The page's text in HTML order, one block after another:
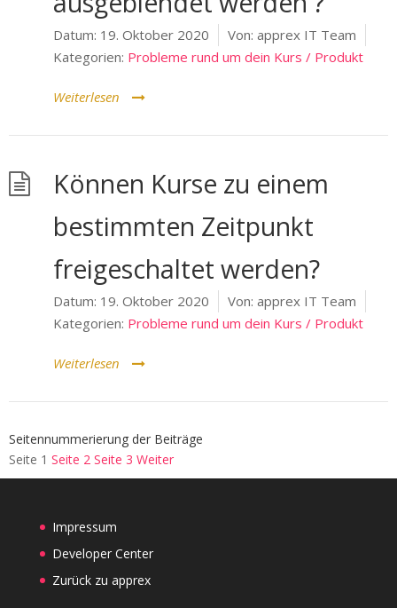
Datum: 19. Oktober 2020 Von: apprex IT Team
Kategorien: Probleme rund um dein Kurs / Produkt
Weiterlesen
Können Kurse zu einem
bestimmten Zeitpunkt
freigeschaltet werden?
Datum: 19. Oktober 2020 Von: apprex IT Team
Kategorien: Probleme rund um dein Kurs / Produkt
Weiterlesen
Seitennummerierung der Beiträge
Seite 1 Seite 2 Seite 3 Weiter
Impressum
Developer Center
Zurück zu apprex